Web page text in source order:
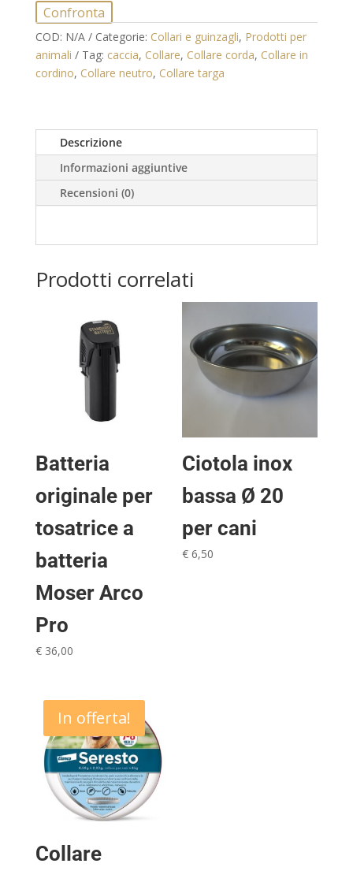
Naturale
-
Misura
40
cm
Confronta
COD: N/A Categorie: Collari e guinzagli, Prodotti per
animali
Tag: caccia, Collare, Collare corda, Collare in
cordino, Collare neutro, Collare targa
Descrizione
Informazioni aggiuntive
Recensioni (0)
Prodotti correlati
Batteria
originale per
tosatrice a
batteria
Moser Arco
Pro
€36,00
Ciotola inox
bassa Ø 20
per cani
€ 6,50
In offerta!
Collare